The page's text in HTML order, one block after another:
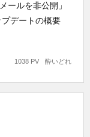
ールを非公開」
デートの概要
酔いどれ
1038 PV